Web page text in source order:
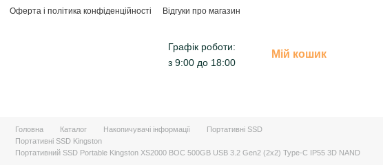
Оферта і політика конфіденційності Відгуки про магазин
Графік роботи:
з 9:00 до 18:00
Мій кошик
Головна Каталог Накопичувачі інформації
Портативні SSD
Портативні SSD Kingston
Портативний SSD Portable Kingston XS2000 BOC 500GB USB 3.2 Gen2 (2x2) Type-C IP55 3D NAND